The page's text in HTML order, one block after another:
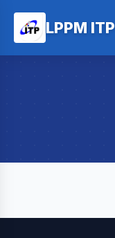
LPPM ITP